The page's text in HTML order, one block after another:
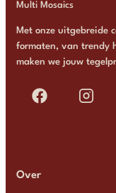
Multi Mosaics
Met onze uitgebreide
formaten, van trendy
maken we jouw
Over